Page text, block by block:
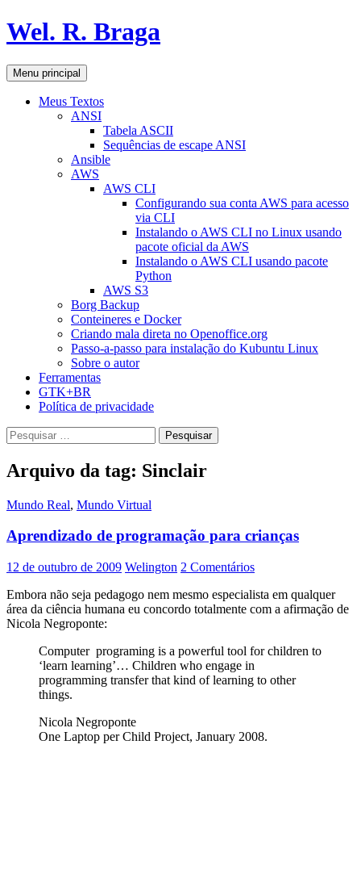
Pular
para
conteúdo
Wel. R. Braga
Pesquisar
Menu principal
Meus Textos
ANSI
Tabela ASCII
Sequências de escape ANSI
Ansible
AWS
AWS CLI
Configurando sua conta AWS para acesso
via CLI
Instalando o AWS CLI no Linux usando
pacote oficial da AWS
Instalando o AWS CLI usando pacote
Python
AWS S3
Borg Backup
Conteineres e Docker
Criando mala direta no Openoffice.org
Passo-a-passo para instalação do Kubuntu Linux
Sobre o autor
Ferramentas
GTK+BR
Política de privacidade
Pesquisar
por:
Arquivo da tag: Sinclair
Mundo Real, Mundo Virtual
Aprendizado de programação para crianças
12 de outubro de 2009 Welington 2 Comentários
Embora não seja pedagogo nem mesmo especialista em qualquer
área da ciência humana eu concordo totalmente com a afirmação de
Nicola Negroponte:
Computer programing is a powerful tool for children to
‘learn learning’… Children who engage in
programming transfer that kind of learning to other
things.
Nicola Negroponte
One Laptop per Child Project, January 2008.